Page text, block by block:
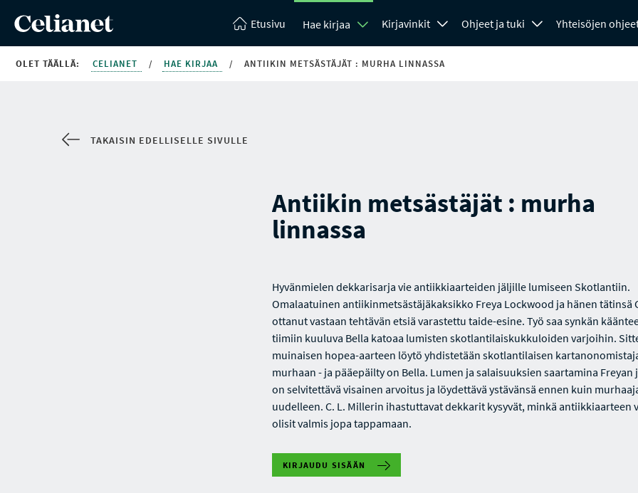
Etusivu Hae kirjaa Kirjavinkit Ohjeet ja tuki Yhteisöjen
OLET TÄÄLLÄ: CELIANET / HAE KIRJAA / ANTIIKIN METSÄSTÄJÄT : MURHA LINNASSA
TAKAISIN EDELLISELLE SIVULLE
Antiikin metsästäjät : murha
linnassa
Hyvänmielen dekkarisarja vie antiikkiaarteiden jäljille lumiseen Skotlantiin.
Omalaatuinen antiikinmetsästäjäkaksikko Freya Lockwood ja hänen tätinsä
ottanut vastaan tehtävän etsiä varastettu taide-esine. Työ saa synkän
tiimiin kuuluva Bella katoaa lumisten skotlantilaiskukkuloiden varjoihin.
muinaisen hopea-aarteen löytö yhdistetään skotlantilaisen
murhaan - ja pääepäilty on Bella. Lumen ja salaisuuksien saartamina Freyan
on selvitettävä visainen arvoitus ja löydettävä ystävänsä ennen kuin
uudelleen. C. L. Millerin ihastuttavat dekkarit kysyvät, minkä antiikkiaarteen
olisit valmis jopa tappamaan.
KIRJAUDU SISÄÄN